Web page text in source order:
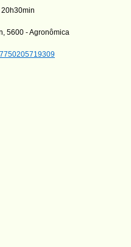
5600 - Agronômica